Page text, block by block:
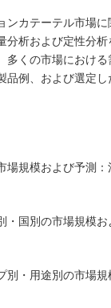
カテーテル市場
析および定性分
多くの市場におけ
品例、および選定
場規模および予測
・国別の市場規模
別・用途別の市場